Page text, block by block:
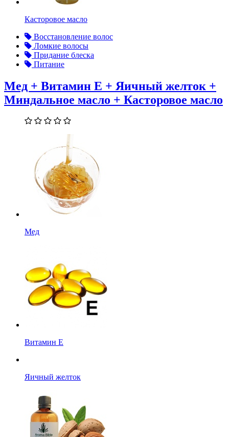
Касторовое масло
Восстановление волос
Ломкие волосы
Придание блеска
Питание
Мед + Витамин Е + Яичный желток +
Миндальное масло + Касторовое масло
Мед
Витамин Е
Яичный желток